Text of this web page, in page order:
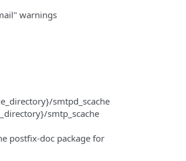
warnings
smtpd_scache
smtp_scache
postfix-doc package for